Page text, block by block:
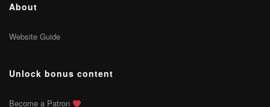
About
Website Guide
Unlock bonus content
Become a Patron